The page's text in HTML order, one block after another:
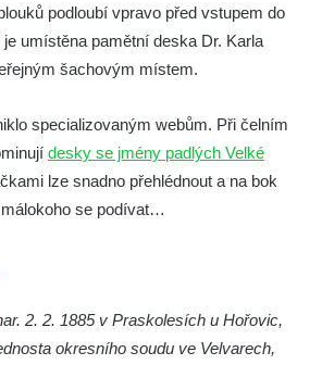
B. Hájka na starém
Újezdě
na hřbitově ve
na hřbitově ve Velešíně
podloubí vpravo před vstupem do
umístěna pamětní deska Dr. Karla
šachovým místem.
specializovaným webům. Při čelním
desky se jmény padlých Velké
lze snadno přehlédnout a na bok
se podívat…
2. 2. 1885 v Praskolesích u Hořovic,
okresního soudu ve Velvarech,